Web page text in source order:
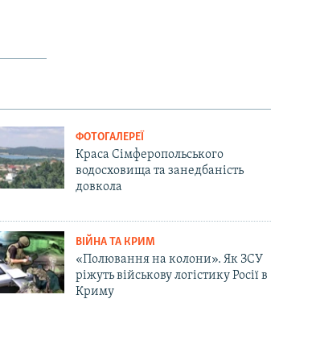
ФОТОГАЛЕРЕЇ
Краса Сімферопольського
водосховища та занедбаність
довкола
ВІЙНА ТА КРИМ
«Полювання на колони». Як ЗСУ
ріжуть військову логістику Росії в
Криму